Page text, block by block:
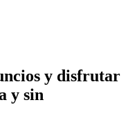
y disfrutar
y sin